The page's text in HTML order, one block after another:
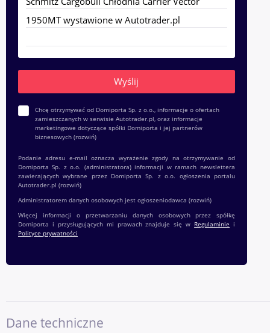
Chcę otrzymywać od Domiporta Sp. z o.o., informacje o ofertach
zamieszczanych w serwisie Autotrader.pl, oraz informacje
marketingowe dotyczące spółki Domiporta i jej partnerów
biznesowych (rozwiń)
Podanie adresu e-mail oznacza wyrażenie zgody na otrzymywanie od
Domiporta Sp. z o.o. (administratora) informacji w ramach newslettera
zawierających wybrane przez Domiporta Sp. z o.o. ogłoszenia portalu
Autotrader.pl (rozwiń)
Administratorem danych osobowych jest ogłoszeniodawca (rozwiń)
Więcej informacji o przetwarzaniu danych osobowych przez spółkę
Domiporta i przysługujących mi prawach znajduje się w Regulaminie i
Polityce prywatności
Dane techniczne